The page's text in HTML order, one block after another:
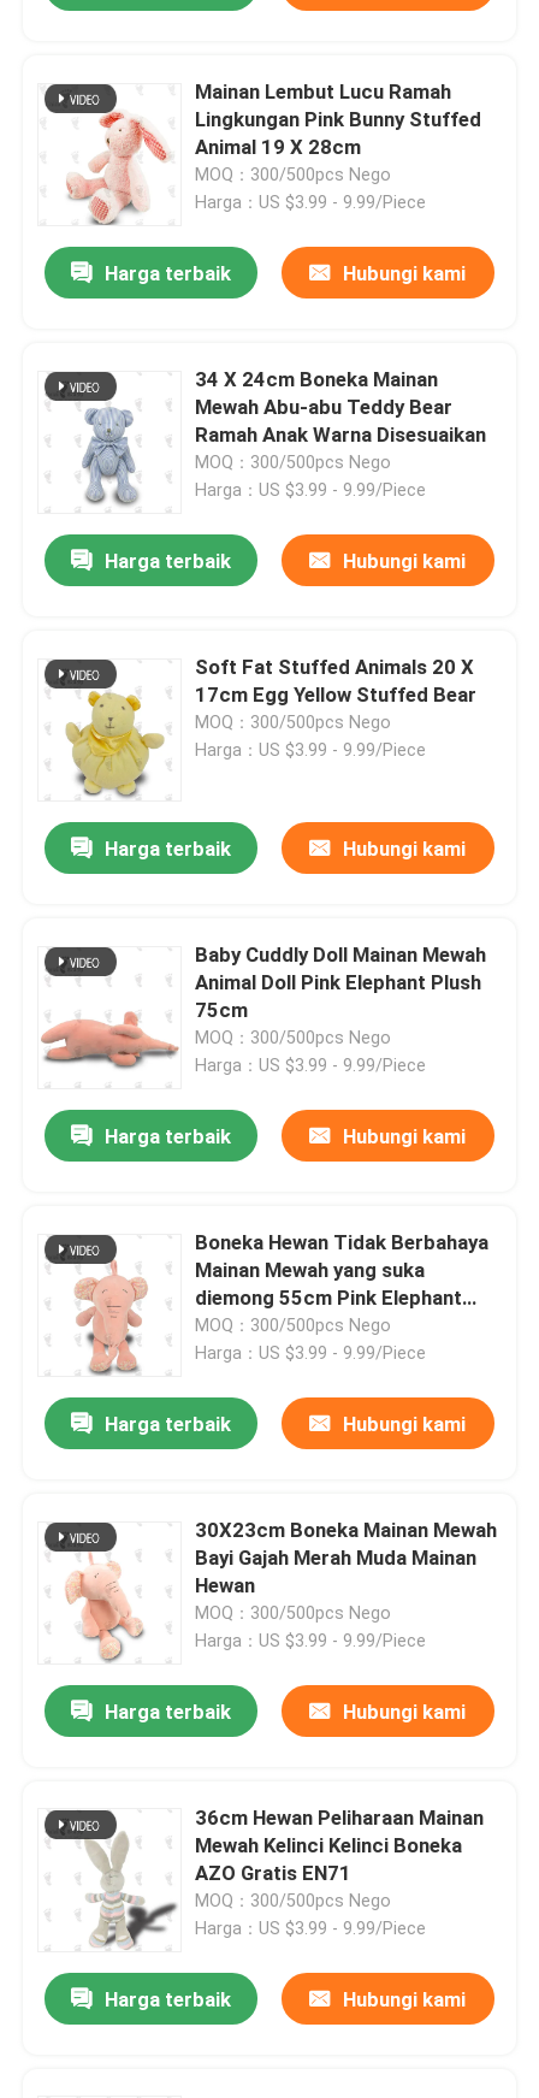
Rumah
Video
Tentang kami
Tur Pabrik
Kontrol kualitas
Hubungi kami
Berita
Mainan Mewah Lembut
Boneka Mainan Mewah
Mainan Mewah Kartun
Boneka Binatang yang Menenangkan
Mainan Penghibur Bayi
Set Tempat Tidur Bayi
Mainan Lembut Lucu Ramah
Lingkungan Pink Bunny Stuffed
Animal 19 X 28cm
MOQ：300/500pcs Nego
Harga：US $3.99 - 9.99/Piece
Harga terbaik Hubungi kami
34 X 24cm Boneka Mainan
Mewah Abu-abu Teddy Bear
Ramah Anak Warna Disesuaikan
MOQ：300/500pcs Nego
Harga：US $3.99 - 9.99/Piece
Harga terbaik Hubungi kami
Soft Fat Stuffed Animals 20 X
17cm Egg Yellow Stuffed Bear
MOQ：300/500pcs Nego
Harga：US $3.99 - 9.99/Piece
Harga terbaik Hubungi kami
Baby Cuddly Doll Mainan Mewah
Animal Doll Pink Elephant Plush
75cm
MOQ：300/500pcs Nego
Harga：US $3.99 - 9.99/Piece
Harga terbaik Hubungi kami
Boneka Hewan Tidak Berbahaya
Mainan Mewah yang suka
diemong 55cm Pink Elephant
Soft Toy
MOQ：300/500pcs Nego
Harga：US $3.99 - 9.99/Piece
Harga terbaik Hubungi kami
30X23cm Boneka Mainan Mewah
Bayi Gajah Merah Muda Mainan
Hewan
MOQ：300/500pcs Nego
Harga：US $3.99 - 9.99/Piece
Harga terbaik Hubungi kami
36cm Hewan Peliharaan Mainan
Mewah Kelinci Kelinci Boneka
AZO Gratis EN71
MOQ：300/500pcs Nego
Harga：US $3.99 - 9.99/Piece
Harga terbaik Hubungi kami